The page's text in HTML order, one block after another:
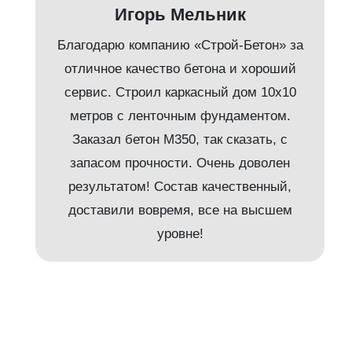
Игорь Мельник
Благодарю компанию «Строй-Бетон» за
отличное качество бетона и хороший
сервис. Строил каркасный дом 10х10
метров с ленточным фундаментом.
Заказал бетон М350, так сказать, с
запасом прочности. Очень доволен
результатом! Состав качественный,
доставили вовремя, все на высшем
уровне!